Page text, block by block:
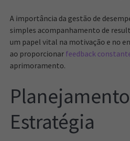
A importância da gestão de
simples acompanhamento de
um papel vital na motivação e no
ao proporcionar feedback
aprimoramento.
Estratégia